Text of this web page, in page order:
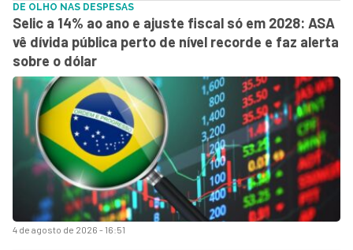
4 de agosto de 2026 - 16:51
DE OLHO NAS DESPESAS
Selic a 14% ao ano e ajuste fiscal só em 2028: ASA
vê dívida pública perto de nível recorde e faz alerta
sobre o dólar